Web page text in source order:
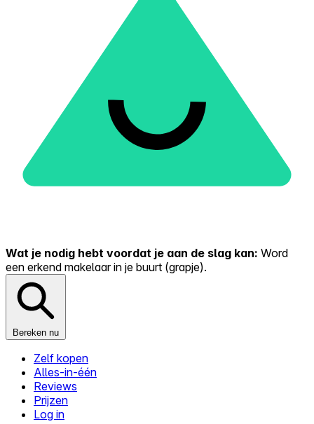
Wat je nodig hebt voordat je aan de slag kan: Word
een erkend makelaar in je buurt (grapje).
Bereken nu
Zelf kopen
Alles-in-één
Reviews
Prijzen
Log in